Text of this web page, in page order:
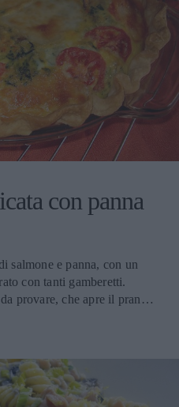
con panna
salmone e panna, con un
con tanti gamberetti.
provare, che apre il pranzo
occhi.